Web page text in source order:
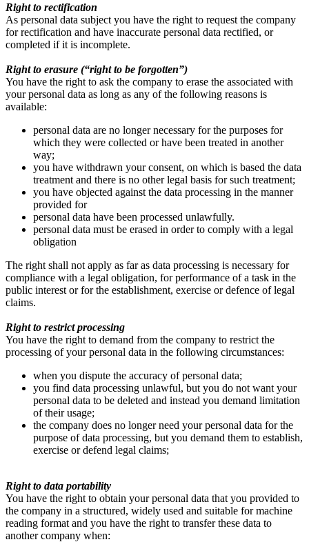
Right to rectification
As personal data subject you have the right to request the company
for rectification and have inaccurate personal data rectified, or
completed if it is incomplete.
Right to erasure (“right to be forgotten”)
You have the right to ask the company to erase the associated with
your personal data as long as any of the following reasons is
available:
personal data are no longer necessary for the purposes for
which they were collected or have been treated in another
way;
you have withdrawn your consent, on which is based the data
treatment and there is no other legal basis for such treatment;
you have objected against the data processing in the manner
provided for
personal data have been processed unlawfully.
personal data must be erased in order to comply with a legal
obligation
The right shall not apply as far as data processing is necessary for
compliance with a legal obligation, for performance of a task in the
public interest or for the establishment, exercise or defence of legal
claims.
Right to restrict processing
You have the right to demand from the company to restrict the
processing of your personal data in the following circumstances:
when you dispute the accuracy of personal data;
you find data processing unlawful, but you do not want your
personal data to be deleted and instead you demand limitation
of their usage;
the company does no longer need your personal data for the
purpose of data processing, but you demand them to establish,
exercise or defend legal claims;
Right to data portability
You have the right to obtain your personal data that you provided to
the company in a structured, widely used and suitable for machine
reading format and you have the right to transfer these data to
another company when: